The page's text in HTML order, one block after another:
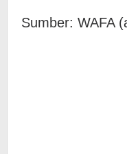
Sumber: WAFA